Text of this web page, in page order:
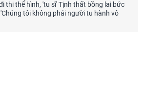
thi thể hình, 'tu sĩ' Tịnh thất bồng lai bức
tôi không phải người tu hành vô